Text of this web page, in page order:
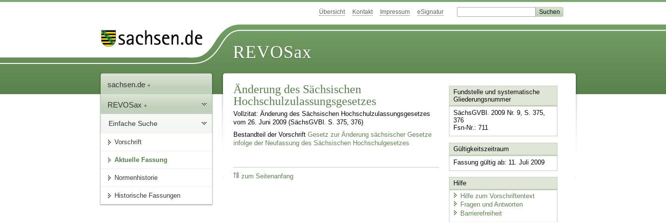
Übersicht Kontakt Impressum eSignatur
REVOSax
sachsen.de
REVOSax
Einfache Suche
Vorschrift
Aktuelle Fassung
Normenhistorie
Historische Fassungen
Änderung des Sächsischen
Hochschulzulassungsgesetzes
Vollzitat: Änderung des Sächsischen Hochschulzulassungsgesetzes
vom 26. Juni 2009 (SächsGVBl. S. 375, 376)
Bestandteil der VorschriftGesetz zur Änderung sächsischer Gesetze
infolge der Neufassung des Sächsischen Hochschulgesetzes
zum Seitenanfang
Fundstelle und systematische
Gliederungsnummer
SächsGVBl. 2009 Nr. 9, S. 375,
376
Fsn-Nr.: 711
Gültigkeitszeitraum
Fassung gültig ab: 11. Juli 2009
Hilfe
Hilfe zum Vorschriftentext
Fragen und Antworten
Barrierefreiheit